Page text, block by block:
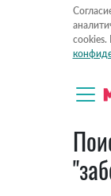
cookies.